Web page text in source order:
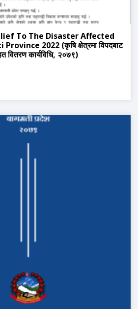
To The Disaster Affected
2022 (कृषि क्षेत्रमा विपदबाट
वितरण कार्यविधि, २०७९)